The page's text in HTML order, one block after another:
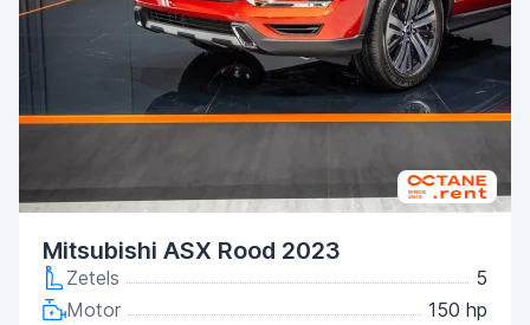
Mitsubishi ASX Rood 2023
Zetels
5
Motor
150 hp